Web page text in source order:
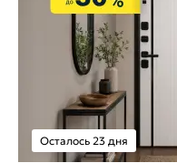
Осталось 23 дня